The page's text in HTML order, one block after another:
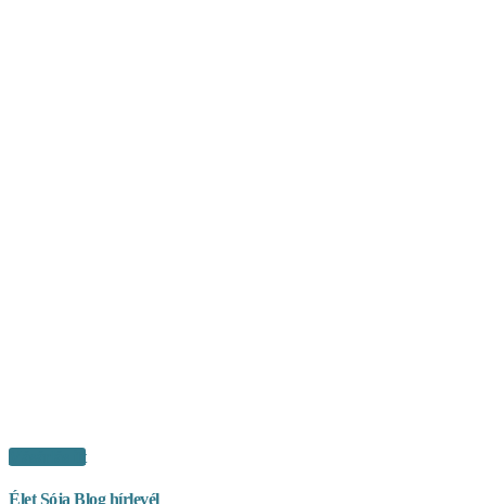
Élet Sója Blog hírlevél